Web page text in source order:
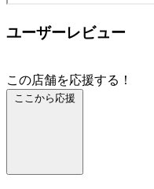
ユーザーレビュー
この店舗を応援する！
ここから応援